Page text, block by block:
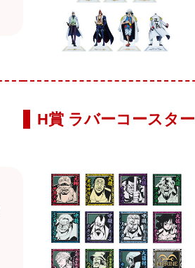
H賞 ラバーコースター